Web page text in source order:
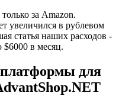
за Amazon.
увеличился в рублевом
статья наших расходов -
$6000 в месяц.
для